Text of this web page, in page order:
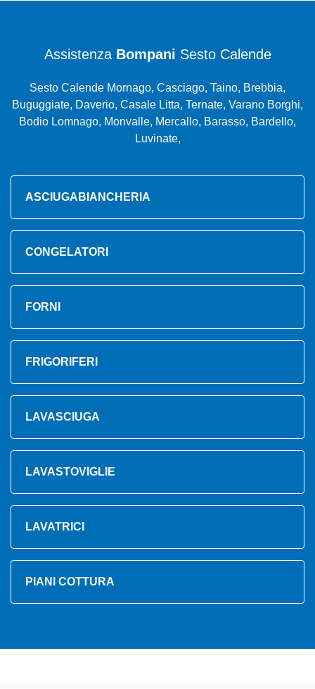
Assistenza Bompani Sesto Calende
Sesto Calende Mornago, Casciago, Taino, Brebbia,
Buguggiate, Daverio, Casale Litta, Ternate, Varano Borghi,
Bodio Lomnago, Monvalle, Mercallo, Barasso, Bardello,
Luvinate,
ASCIUGABIANCHERIA
CONGELATORI
FORNI
FRIGORIFERI
LAVASCIUGA
LAVASTOVIGLIE
LAVATRICI
PIANI COTTURA